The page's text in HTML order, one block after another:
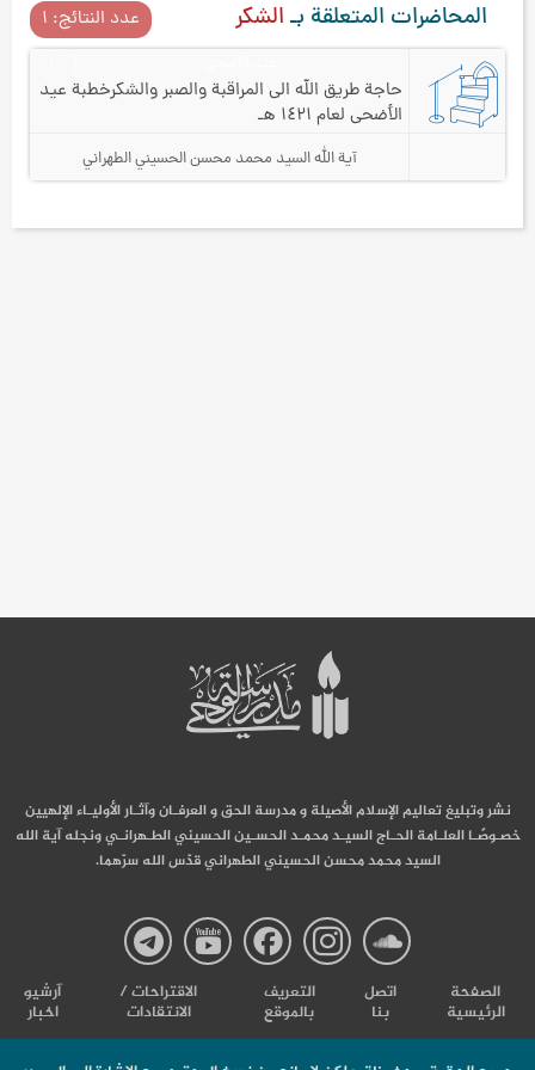
المحاضرات المتعلقة بـالشكر عدد النتائج: ۱
حاجة طريق الله الى المراقبة والصبر والشكرخطبة عيد
الأضحى لعام ۱٤۲۱ هـ
آية الله السيد محمد محسن الحسيني الطهراني
نشر وتبليغ تعاليم الإسلام الأصيلة و مدرسة الحق و العرفـان وآثـار الأوليـاء الإلهيين
خصـوصًـا العلـامة الحـاج السيـد محمـد الحسـين الحسيني الطـهرانـي ونجله آية الله
السيد محمد محسن الحسيني الطهراني قدّس الله سرّهما.
صفحة
صفحة
صفحة
صفحة
الصفحة
الرئيسية
اتصل
بنا
التعریف
بالموقع
الاقتراحات /
الانتقادات
آرشیو
اخبار